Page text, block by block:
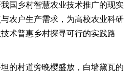
国乡村智慧农业技术推广的现实
农户生产需求，为高校农业科研
术普惠乡村探寻可行的实践路
村道旁晚樱盛放，白墙黛瓦的